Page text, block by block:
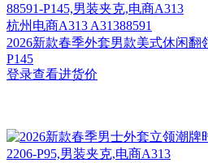
杭州 电商A313 A31388591
2026新款春季外套男款美式休闲翻
P145
登录查看进货价